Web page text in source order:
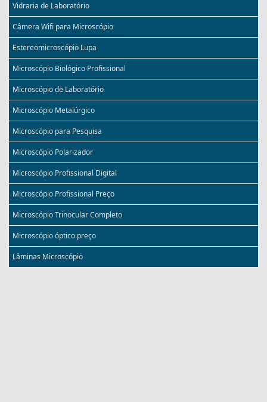
Vidraria de Laboratório
Câmera Wifi para Microscópio
Estereomicroscópio Lupa
Microscópio Biológico Profissional
Microscópio de Laboratório
Microscópio Metalúrgico
Microscópio para Pesquisa
Microscópio Polarizador
Microscópio Profissional Digital
Microscópio Profissional Preço
Microscópio Trinocular Completo
Microscópio óptico preço
Lâminas Microscópio